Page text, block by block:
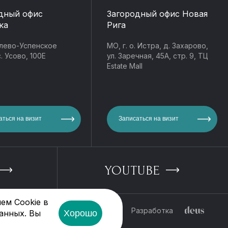
офис
Успенское
Усово, 100Е
на визит
Загородный офис Новая
Рига
МО, г. о. Истра, д. Захарово,
ул. Заречная, 45А, стр. 9, ТЦ
Estate Mall
Записаться на визит
YOUTUBE
Разработка
Cookie в
Вы
Хорошо